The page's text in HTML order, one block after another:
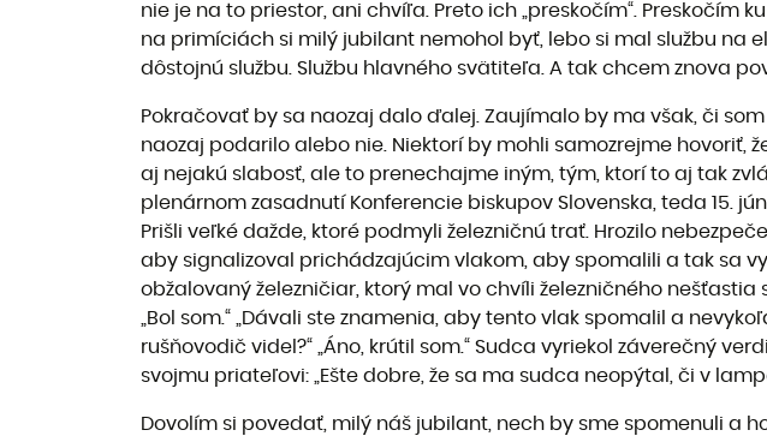
nie je na to priestor, ani chvíľa. Preto ich „preskočím“. Preskočím
na primíciách si milý jubilant nemohol byť, lebo si mal službu na
dôstojnú službu. Službu hlavného svätiteľa. A tak chcem znova
Pokračovať by sa naozaj dalo ďalej. Zaujímalo by ma však, či
naozaj podarilo alebo nie. Niektorí by mohli samozrejme hovoriť,
aj nejakú slabosť, ale to prenechajme iným, tým, ktorí to aj tak
plenárnom zasadnutí Konferencie biskupov Slovenska, teda 15.
Prišli veľké dažde, ktoré podmyli železničnú trať. Hrozilo
aby signalizoval prichádzajúcim vlakom, aby spomalili a tak sa
obžalovaný železničiar, ktorý mal vo chvíli železničného nešťastia
„Bol som.“ „Dávali ste znamenia, aby tento vlak spomalil a
rušňovodič videl?“ „Áno, krútil som.“ Sudca vyriekol záverečný
svojmu priateľovi: „Ešte dobre, že sa ma sudca neopýtal, či v
Dovolím si povedať, milý náš jubilant, nech by sme spomenuli a